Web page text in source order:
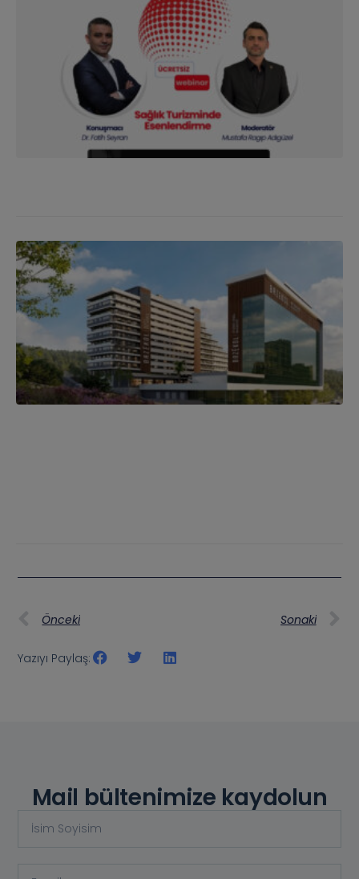
Önceki Sonaki
Yazıyı Paylaş:
Mail bültenimize kaydolun